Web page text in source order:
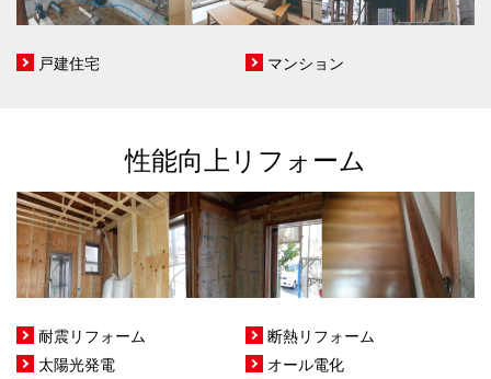
戸建住宅 マンション
性能向上リフォーム
耐震リフォーム
断熱リフォーム
太陽光発電
オール電化